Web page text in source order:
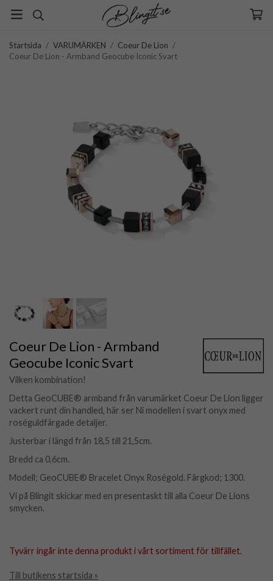
Startsida / VARUMÄRKEN / Coeur De Lion /
Coeur De Lion - Armband Geocube Iconic Svart
Coeur De Lion - Armband
Geocube Iconic Svart
Vilken kombination!
Detta GeoCUBE® armband från varumärket Coeur De Lion ligger
vackert runt din handled, här ser Ni modellen i svart onyx med
roséguldfärgade detaljer.
Justerbar i längd från 18,5 till 21,5cm.
Bredd ca 0,6cm.
Modell; GeoCUBE® Bracelet Onyx Roségold. Färgkod; 1300.
Vi på Blingit skickar med en presentaskt till alla Coeur De Lions
smycken.
Tyvärr ingår inte denna produkt i vårt sortiment för tillfället.
Till butikens startsida »